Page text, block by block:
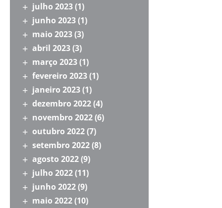
julho 2023(1)
junho 2023(1)
maio 2023(3)
abril 2023(3)
março 2023(1)
fevereiro 2023(1)
janeiro 2023(1)
dezembro 2022(4)
novembro 2022(6)
outubro 2022(7)
setembro 2022(8)
agosto 2022(9)
julho 2022(11)
junho 2022(9)
maio 2022(10)